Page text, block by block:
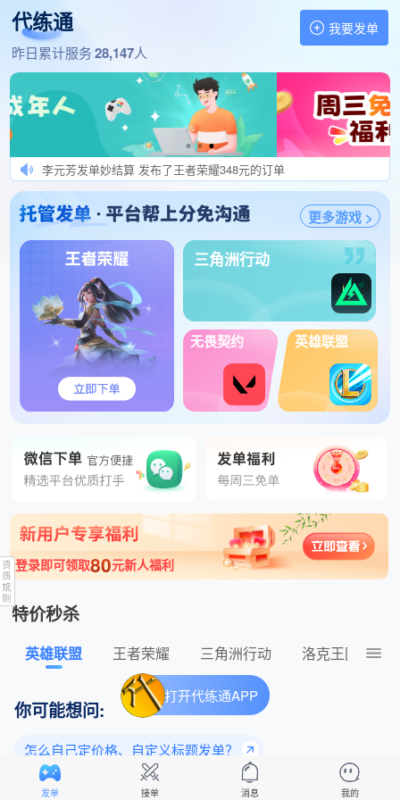
代练通
昨日累计服务28,147人
我要发单
打开代练通APP
找代练,做代练 就上代练通
松鼠发单秒结算哦 发布了王者荣耀133元的订单
辉辉发单（只发肥单） 发布了三角洲行动300元的订单
李元芳发单妙结算 发布了王者荣耀348元的订单
◆接单即享VIP服务 发布了王者荣耀188元的订单
叮当猫肥单秒结算 发布了王者荣耀129元的订单
向阳发单秒结算 发布了王者荣耀100元的订单
FC发单秒结算(良心) 发布了王者荣耀200元的订单
一帆打完秒结算 发布了王者荣耀280元的订单
没技术接单吃金 发布了王者荣耀100元的订单
平台发单员、老万 发布了王者荣耀128元的订单
快快打完.秒验收 发布了王者荣耀280元的订单
打完秒验收919 发布了王者荣耀165元的订单
都是优质单秒验收 发布了冒险岛怀旧服300元的订单
努力接单不挖人 发布了三角洲行动135元的订单
多接我单能开上迈巴赫 发布了王者荣耀287元的订单
秒结呈BOSS 发布了王者荣耀120元的订单
小黑蛋高价发单 发布了逆战：未来400元的订单
更多游戏 >
三角洲行动
无畏契约 英雄联盟
登录即可领取80元新人福利
特价秒杀
英雄联盟 王者荣耀 三角洲行动 洛克王国：世
你可能想问:
怎么自己定价格、自定义标题发单？
为什么老玩家都选择平台下单？
发单 接单 消息 我的